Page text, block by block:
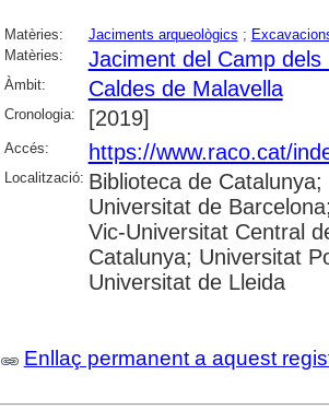
Matèries: Jaciments arqueològics ;
Matèries:
Jaciment del Camp
Àmbit: Caldes de Malavella
Cronologia: [2019]
Accés: https://www.raco.cat/
Localització: Biblioteca de
Universitat de
Vic-Universitat Central
Catalunya; Universitat
Universitat de Lleida
Enllaç permanent a aquest